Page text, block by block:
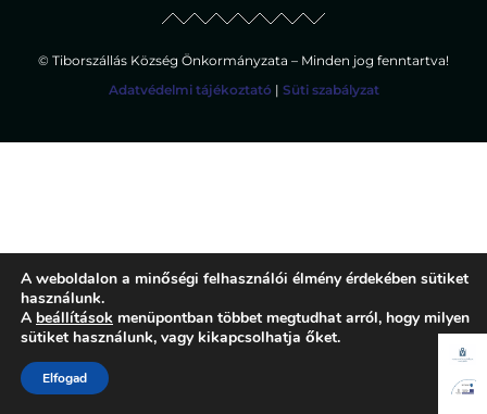
© Tiborszállás Község Önkormányzata – Minden jog fenntartva!
Adatvédelmi tájékoztató | Süti szabályzat
A weboldalon a minőségi felhasználói élmény érdekében sütiket
használunk.
A beállítások menüpontban többet megtudhat arról, hogy milyen
sütiket használunk, vagy kikapcsolhatja őket.
Elfogad